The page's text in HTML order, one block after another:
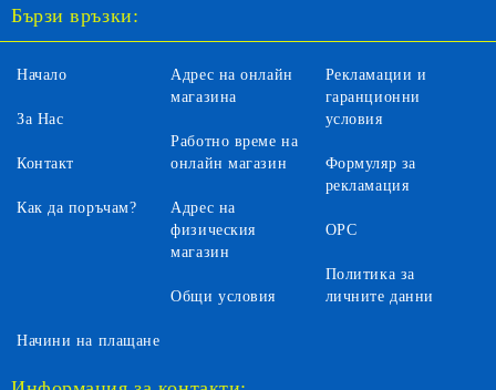
Бързи връзки:
Начало
За Нас
Контакт
Как да поръчам?
Адрес на онлайн
магазина
Работно време на
онлайн магазин
Адрес на
физическия
магазин
Общи условия
Рекламации и
гаранционни
условия
Формуляр за
рекламация
ОРС
Политика за
личните данни
Начини на плащане